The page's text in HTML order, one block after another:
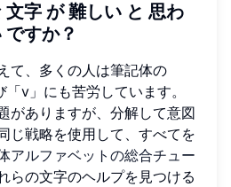
文字 が難しい と 思わ
ですか？
て、多くの人は筆記体の
「v」にも苦労しています。
がありますが、分解して意図
じ戦略を使用して、すべてを
アルファベットの総合チュー
らの文字のヘルプを見つける